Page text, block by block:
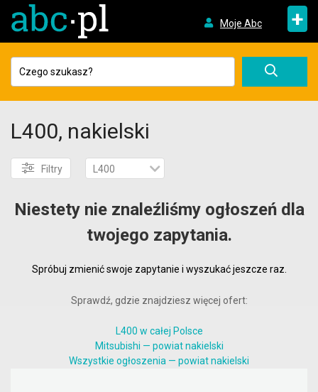
Moje Abc +
L400, nakielski
Filtry L400
Niestety nie znaleźliśmy ogłoszeń dla
twojego zapytania.
Spróbuj zmienić swoje zapytanie i wyszukać jeszcze raz.
Sprawdź, gdzie znajdziesz więcej ofert:
L400 w całej Polsce
Mitsubishi — powiat nakielski
Wszystkie ogłoszenia — powiat nakielski